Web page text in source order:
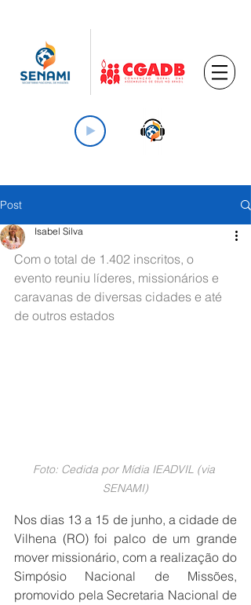
Post
Isabel Silva
Com o total de 1.402 inscritos, o
evento reuniu líderes, missionários e
caravanas de diversas cidades e até
de outros estados
Foto: Cedida por Mídia IEADVIL (via
SENAMI)
Nos dias 13 a 15 de junho, a cidade de
Vilhena (RO) foi palco de um grande
mover missionário, com a realização do
Simpósio Nacional de Missões,
promovido pela Secretaria Nacional de